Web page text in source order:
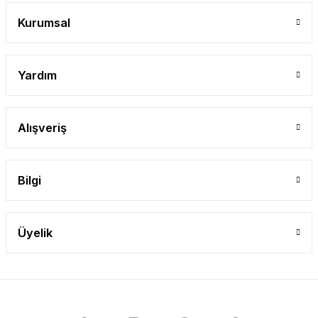
Kurumsal
Yardım
Alışveriş
Bilgi
Üyelik